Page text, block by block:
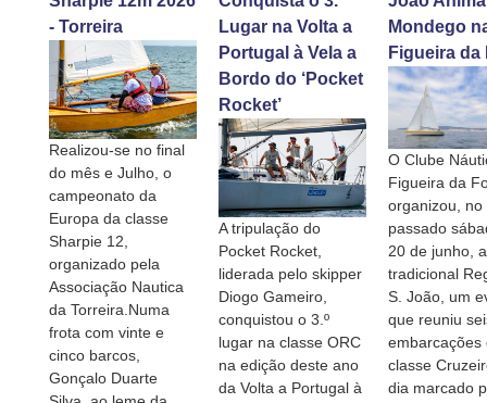
- Torreira
Realizou-se no final
do mês e Julho, o
campeonato da
Europa da classe
Sharpie 12,
organizado pela
Associação Nautica
da Torreira.Numa
frota com vinte e
cinco barcos,
Gonçalo Duarte
Lugar na Volta a
Portugal à Vela a
Bordo do ‘Pocket
Rocket’
A tripulação do
Pocket Rocket,
liderada pelo skipper
Diogo Gameiro,
conquistou o 3.º
lugar na classe ORC
na edição deste ano
da Volta a Portugal à
Mondego
Figueira da
O Clube
Figueira da
organizou, no
passado
20 de junho, a
tradicional
S. João, um
que reuniu
embarcações
classe
dia marcado